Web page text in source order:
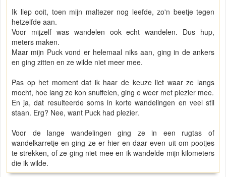
Ik liep ooit, toen mijn maltezer nog leefde, zo'n beetje tegen
hetzelfde aan.
Voor mijzelf was wandelen ook echt wandelen. Dus hup,
meters maken.
Maar mijn Puck vond er helemaal niks aan, ging in de ankers
en ging zitten en ze wilde niet meer mee.
Pas op het moment dat ik haar de keuze liet waar ze langs
mocht, hoe lang ze kon snuffelen, ging e weer met plezier mee.
En ja, dat resulteerde soms in korte wandelingen en veel stil
staan. Erg? Nee, want Puck had plezier.
Voor de lange wandelingen ging ze in een rugtas of
wandelkarretje en ging ze er hier en daar even uit om pootjes
te strekken, of ze ging niet mee en ik wandelde mijn kilometers
die ik wilde.